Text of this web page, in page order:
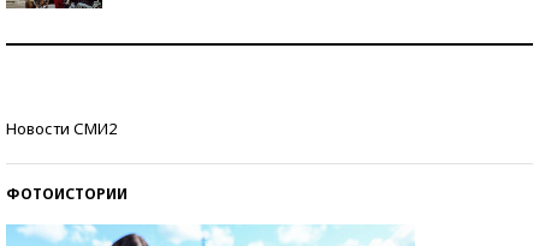
Новости СМИ2
ФОТОИСТОРИИ